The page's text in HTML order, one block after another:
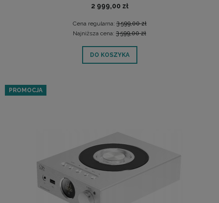
2 999,00 zł
Cena regularna:3 599,00 zł
Najniższa cena: 3 599,00 zł
DO KOSZYKA
PROMOCJA